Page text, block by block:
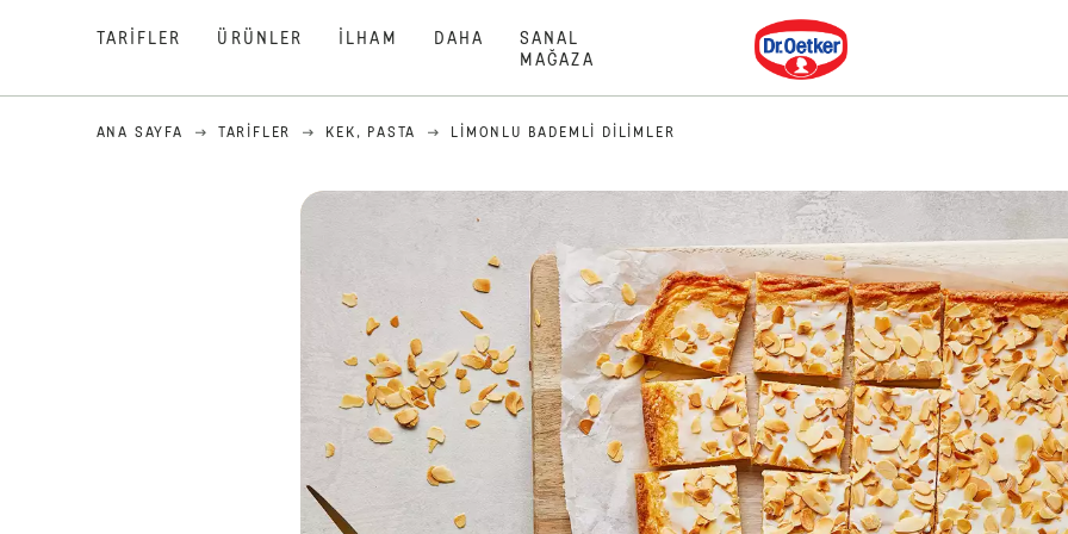
TARIFLER ÜRÜNLER İLHAM DAHA
SANAL
MAĞAZA
Dr. Oetker
ANA SAYFA TARIFLER KEK, PASTA LIMONLU BADEMLI DILIMLER